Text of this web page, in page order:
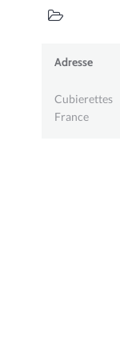
Adresse
Cubierettes
France